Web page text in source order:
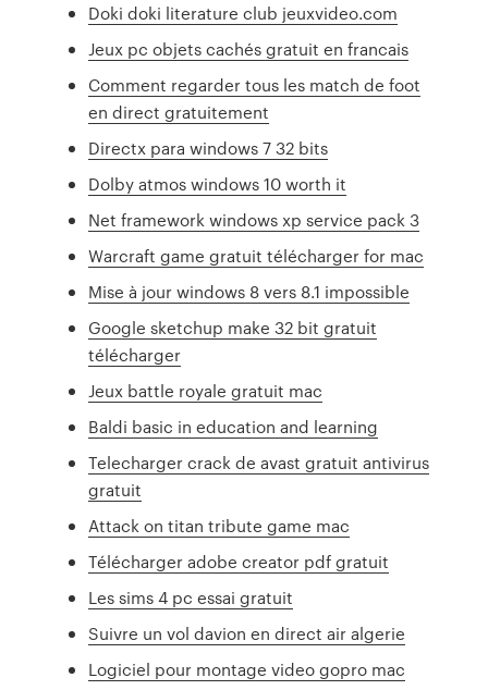
Doki doki literature club jeuxvideo.com
Jeux pc objets cachés gratuit en francais
Comment regarder tous les match de foot
en direct gratuitement
Directx para windows 7 32 bits
Dolby atmos windows 10 worth it
Net framework windows xp service pack 3
Warcraft game gratuit télécharger for mac
Mise à jour windows 8 vers 8.1 impossible
Google sketchup make 32 bit gratuit
télécharger
Jeux battle royale gratuit mac
Baldi basic in education and learning
Telecharger crack de avast gratuit antivirus
gratuit
Attack on titan tribute game mac
Télécharger adobe creator pdf gratuit
Les sims 4 pc essai gratuit
Suivre un vol davion en direct air algerie
Logiciel pour montage video gopro mac